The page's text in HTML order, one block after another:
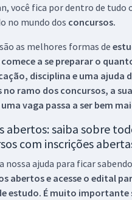
você fica por dentro de tudo
no mundo dos concursos.
as melhores formas de
a se preparar o
disciplina e uma ajuda
no ramo dos concursos, a
vaga passa a ser bem
abertos: saiba sobre
com inscrições
nossa ajuda para ficar
abertos e acesse o edital
estudo. É muito importante